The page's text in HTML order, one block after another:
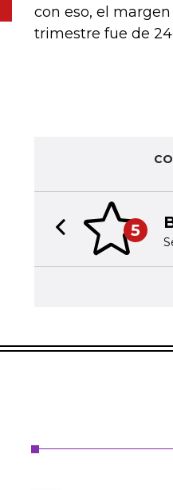
con eso, el
trimestre fue de
5
Previous slide